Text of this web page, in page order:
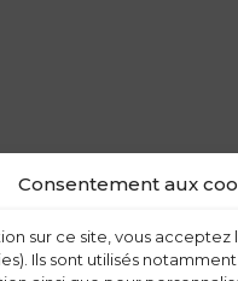
Consentement aux
sur ce site, vous acceptez
Ils sont utilisés